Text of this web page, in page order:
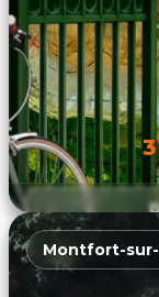
Montfort-